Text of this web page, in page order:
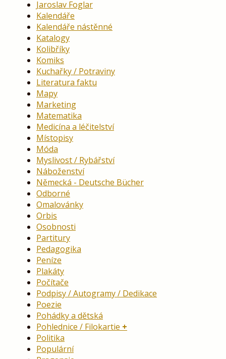
Jaroslav Foglar
Kalendáře
Kalendáře nástěnné
Katalogy
Kolibříky
Komiks
Kuchařky / Potraviny
Literatura faktu
Mapy
Marketing
Matematika
Medicína a léčitelství
Místopisy
Móda
Myslivost / Rybářství
Náboženství
Německá - Deutsche Bücher
Odborné
Omalovánky
Orbis
Osobnosti
Partitury
Pedagogika
Peníze
Plakáty
Počítače
Podpisy / Autogramy / Dedikace
Poezie
Pohádky a dětská
Pohlednice / Filokartie
Politika
Populární